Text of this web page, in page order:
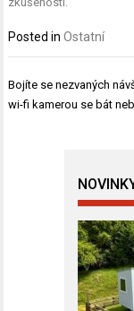
Posted inOstatní
Navigace
pro
Bojíte se nezvaných
wi-fi kamerou se bát